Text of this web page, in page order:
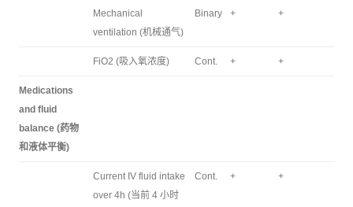
Mechanical
ventilation (机械通气)
Binary + +
FiO2 (吸入氧浓度) Cont. + +
Medications
and fluid
balance (药物
和液体平衡)
Current IV fluid intake
over 4h (当前 4 小时
Cont. + +